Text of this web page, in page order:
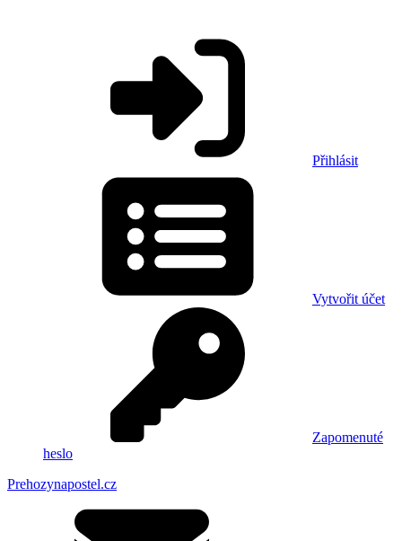
Přihlásit
Vytvořit účet
Zapomenuté
heslo
Prehozynapostel.cz